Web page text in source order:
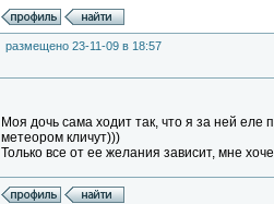
размещено 23-11-09 в 18:57
Моя дочь сама ходит так, что я за ней еле
метеором кличут)))
Только все от ее желания зависит, мне